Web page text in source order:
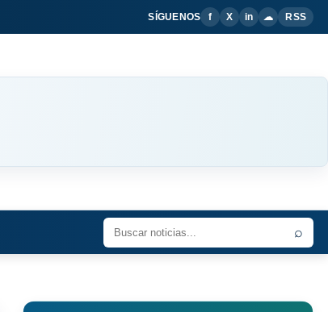
SÍGUENOS f X in ☁ RSS
⌕